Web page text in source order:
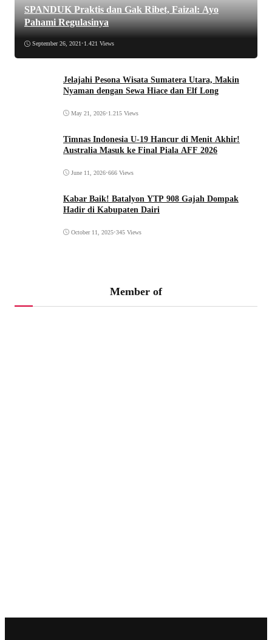
SPANDUK Praktis dan Gak Ribet, Faizal: Ayo
Pahami Regulasinya
September 26, 2021•1.421 Views
Jelajahi Pesona Wisata Sumatera Utara, Makin
Nyaman dengan Sewa Hiace dan Elf Long
May 21, 2026•1.215 Views
Timnas Indonesia U-19 Hancur di Menit Akhir!
Australia Masuk ke Final Piala AFF 2026
June 11, 2026•666 Views
Kabar Baik! Batalyon YTP 908 Gajah Dompak
Hadir di Kabupaten Dairi
October 11, 2025•345 Views
Member of